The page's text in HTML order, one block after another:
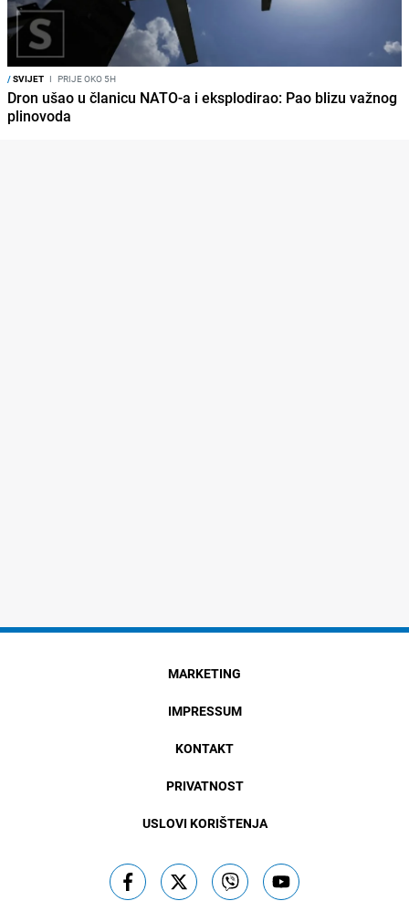
/SVIJET I PRIJE OKO 5H
Dron ušao u članicu NATO-a i eksplodirao: Pao blizu važnog
plinovoda
MARKETING
IMPRESSUM
KONTAKT
PRIVATNOST
USLOVI KORIŠTENJA